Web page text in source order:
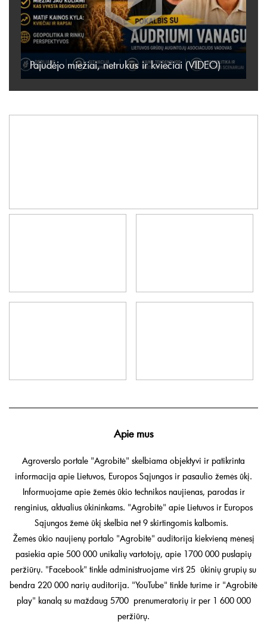
Pajudėjo miežiai, netrukus ir kviečiai (VIDEO)
Apie mus
Agroverslo portale "Agrobitė" skelbiama objektyvi ir patikrinta
informacija apie Lietuvos, Europos Sąjungos ir pasaulio žemės ūkį.
Informuojame apie žemės ūkio technikos naujienas, parodas ir
renginius, aktualius ūkininkams. "Agrobitė" apie Lietuvos ir Europos
Sąjungos žemė ūkį skelbia net 9 skirtingomis kalbomis.
Žemės ūkio naujienų portalo "Agrobitė" auditorija kiekvieną mėnesį
pasiekia apie 500 000 unikalių vartotojų, apie 1700 000 puslapių
peržiūrų. "Facebook" tinkle administruojame virš 25 ūkinių grupių su
bendra 220 000 narių auditorija. "YouTube" tinkle turime ir "Agrobitė
play" kanalą su maždaug 5700 prenumeratorių ir per 1 600 000
peržiūrų.